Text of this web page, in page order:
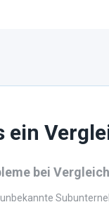
ein
bei
unbekannte